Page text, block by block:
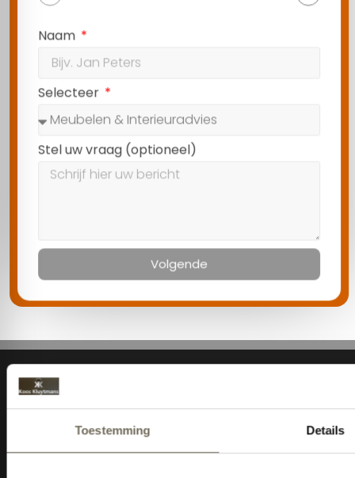
Naam
Selecteer
Stel uw vraag (optioneel)
Volgende
Home
Advies